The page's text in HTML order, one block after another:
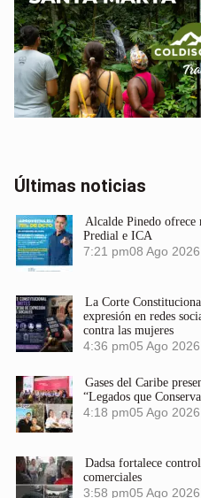
Últimas noticias
Alcalde Pinedo ofrece
Predial e ICA
7:21 pm08 Ago 2026
La Corte
expresión en redes
contra las mujeres
4:36 pm05 Ago 2026
Gases del Caribe
“Legados que
4:18 pm05 Ago 2026
Dadsa fortalece
comerciales
3:58 pm05 Ago 2026